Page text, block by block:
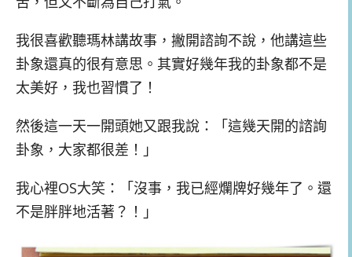
我很喜歡聽瑪林講故事，撇開諮詢不說，他講這些
卦象還真的很有意思。其實好幾年我的卦象都不是
太美好，我也習慣了！
然後這一天一開頭她又跟我說：「這幾天開的諮詢
卦象，大家都很差！」
我心裡OS大笑：「沒事，我已經爛牌好幾年了。還
不是胖胖地活著？！」